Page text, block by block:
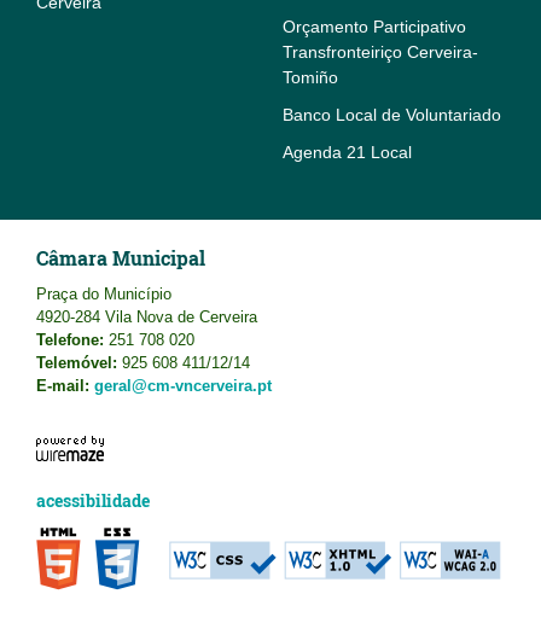
Orçamento Participativo
Transfronteiriço Cerveira-
Tomiño
Banco Local de Voluntariado
Agenda 21 Local
Câmara Municipal
Praça do Município
4920-284 Vila Nova de Cerveira
Telefone: 251 708 020
Telemóvel: 925 608 411/12/14
E-mail: geral@cm-vncerveira.pt
acessibilidade